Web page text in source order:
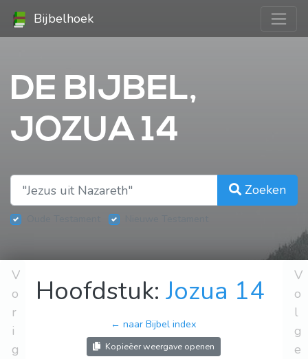
Bijbelhoek
DE BIJBEL,
JOZUA 14
Zoeken
V
o
r
i
g
Hoofdstuk:Jozua 14
← naar Bijbel index
Kopieëer weergave openen
V
o
l
g
e